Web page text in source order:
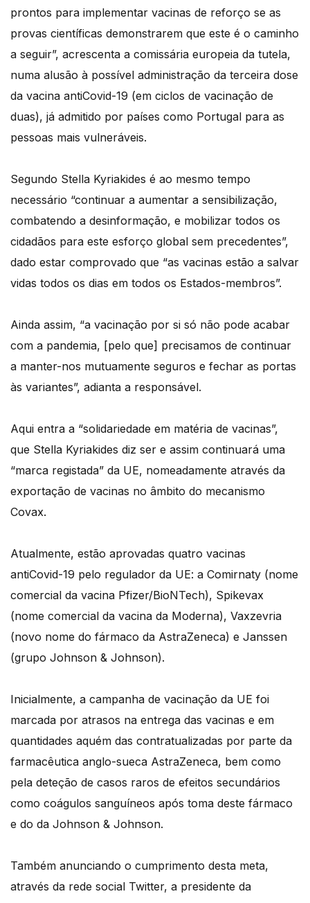
prontos para implementar vacinas de reforço se as
provas científicas demonstrarem que este é o caminho
a seguir”, acrescenta a comissária europeia da tutela,
numa alusão à possível administração da terceira dose
da vacina antiCovid-19 (em ciclos de vacinação de
duas), já admitido por países como Portugal para as
pessoas mais vulneráveis.
Segundo Stella Kyriakides é ao mesmo tempo
necessário “continuar a aumentar a sensibilização,
combatendo a desinformação, e mobilizar todos os
cidadãos para este esforço global sem precedentes”,
dado estar comprovado que “as vacinas estão a salvar
vidas todos os dias em todos os Estados-membros”.
Ainda assim, “a vacinação por si só não pode acabar
com a pandemia, [pelo que] precisamos de continuar
a manter-nos mutuamente seguros e fechar as portas
às variantes”, adianta a responsável.
Aqui entra a “solidariedade em matéria de vacinas”,
que Stella Kyriakides diz ser e assim continuará uma
“marca registada” da UE, nomeadamente através da
exportação de vacinas no âmbito do mecanismo
Covax.
Atualmente, estão aprovadas quatro vacinas
antiCovid-19 pelo regulador da UE: a Comirnaty (nome
comercial da vacina Pfizer/BioNTech), Spikevax
(nome comercial da vacina da Moderna), Vaxzevria
(novo nome do fármaco da AstraZeneca) e Janssen
(grupo Johnson & Johnson).
Inicialmente, a campanha de vacinação da UE foi
marcada por atrasos na entrega das vacinas e em
quantidades aquém das contratualizadas por parte da
farmacêutica anglo-sueca AstraZeneca, bem como
pela deteção de casos raros de efeitos secundários
como coágulos sanguíneos após toma deste fármaco
e do da Johnson & Johnson.
Também anunciando o cumprimento desta meta,
através da rede social Twitter, a presidente da